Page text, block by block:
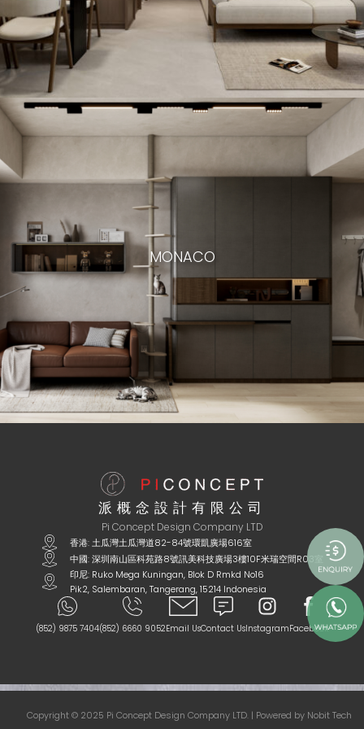
MONACO
派概念設計有限公司
Pi Concept Design Company LTD
香港: 土瓜灣土瓜灣道82-84號環凱廣場616室
中國: 深圳南山區科苑路8號訊美科技廣場3樓10F米瑞空間R03室
印尼: Ruko Mega Kuningan, Blok D Rmkd No16
Pik2, Salembaran, Tangerang, 15214 Indonesia
(852) 9875 7404(852) 6660 9052Email UsContact UsInstagramFacebook
Copyright © 2025 Pi Concept Design Company LTD. | Powered by Nobit Tech